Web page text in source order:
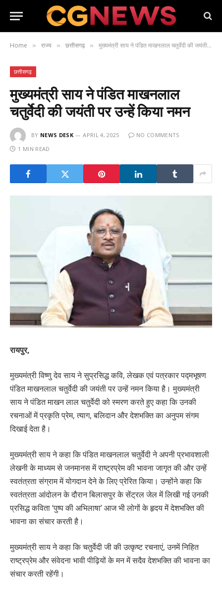
Home » राज्य » छत्तीसगढ़ » मुख्यमंत्री साय ने पंडित माखनलाल चतुर्वेदी की जयंती पर उन्हें किया नमन
छत्तीसगढ़
मुख्यमंत्री साय ने पंडित माखनलाल
चतुर्वेदी की जयंती पर उन्हें किया नमन
BY NEWS DESK APRIL 4, 2025
NO COMMENTS
1 MIN READ
रायपुर,
मुख्यमंत्री विष्णु देव साय ने सुप्रसिद्ध कवि, लेखक एवं पत्रकार पद्मभूषण
पंडित माखनलाल चतुर्वेदी की जयंती पर उन्हें नमन किया है। मुख्यमंत्री
साय ने पंडित माखन लाल चतुर्वेदी को स्मरण करते हुए कहा कि उनकी
रचनाओं में प्रकृति प्रेम, त्याग, बलिदान और देशभक्ति का अनुपम संगम
दिखाई देता है।
मुख्यमंत्री साय ने कहा कि पंडित माखनलाल चतुर्वेदी ने अपनी प्रभावशाली
लेखनी के माध्यम से जनमानस में राष्ट्रप्रेम की भावना जागृत की और उन्हें
स्वतंत्रता संग्राम में योगदान देने के लिए प्रेरित किया। उन्होंने कहा कि
स्वतंत्रता आंदोलन के दौरान बिलासपुर के सेंट्रल जेल में लिखी गई उनकी
प्रसिद्ध कविता ‘पुष्प की अभिलाषा’ आज भी लोगों के हृदय में देशभक्ति की
भावना का संचार करती है।
मुख्यमंत्री साय ने कहा कि चतुर्वेदी जी की उत्कृष्ट रचनाएं, उनमें निहित
राष्ट्रप्रेम और संवेदना भावी पीढ़ियों के मन में सदैव देशभक्ति की भावना का
संचार करती रहेंगी।